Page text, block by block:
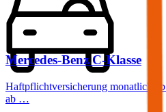
Mercedes-Benz C-Klasse
Haftpflichtversicherung monatlich ab
ab …